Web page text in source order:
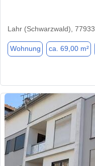
Lahr (Schwarzwald), 77933
Wohnung ca. 69,00 m²